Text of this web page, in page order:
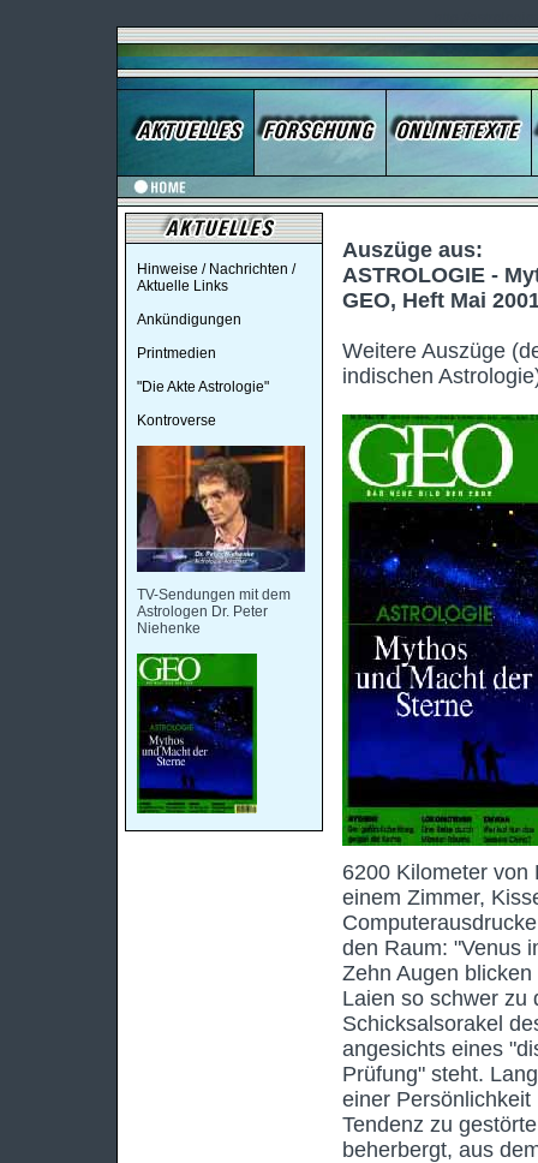
Hinweise / Nachrichten /
Aktuelle Links
Ankündigungen
Printmedien
"Die Akte Astrologie"
Kontroverse
TV-Sendungen mit dem
Astrologen Dr. Peter
Niehenke
Auszüge aus:
ASTROLOGIE -
GEO, Heft Mai
Weitere Auszüge
indischen
6200 Kilometer von
einem Zimmer,
den Raum: "Venus
Zehn Augen
Laien so schwer zu
Schicksalsorakel
angesichts eines
Prüfung" steht.
einer
Tendenz zu
beherbergt, aus